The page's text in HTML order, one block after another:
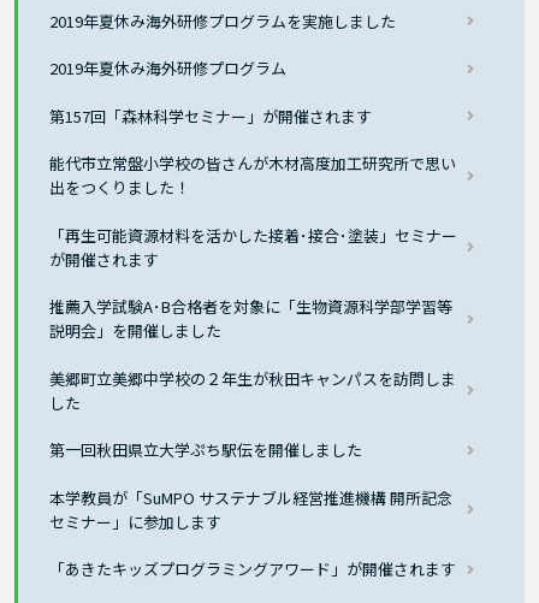
2019年夏休み海外研修プログラムを実施しました
2019年夏休み海外研修プログラム
第157回「森林科学セミナー」が開催されます
能代市立常盤小学校の皆さんが木材高度加工研究所で思い
出をつくりました！
「再生可能資源材料を活かした接着･接合･塗装」セミナー
が開催されます
推薦入学試験A･B合格者を対象に「生物資源科学部学習等
説明会」を開催しました
美郷町立美郷中学校の２年生が秋田キャンパスを訪問しま
した
第一回秋田県立大学ぷち駅伝を開催しました
本学教員が「SuMPO サステナブル経営推進機構 開所記念
セミナー」に参加します
「あきたキッズプログラミングアワード」が開催されます